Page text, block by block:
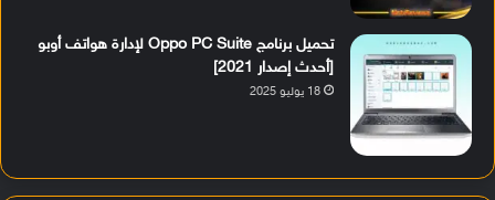
تحميل برنامج Oppo PC Suite لإدارة هواتف أوبو
[أحدث إصدار 2021]
18 يوليو 2025